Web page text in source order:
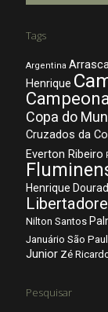
Tags
Argentina
Henrique
Copa do
Cruzados da
Everton Ribeiro
Henrique
Nilton Santos
Januário São
Junior Zé
Pesquisar